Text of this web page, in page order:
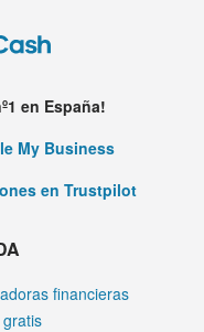
en España!
My Business
en Trustpilot
financieras